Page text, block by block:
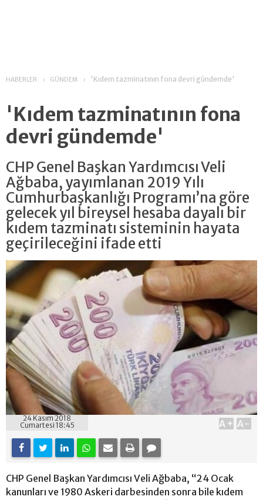
HABERLER GÜNDEM 'Kıdem tazminatının fona devri gündemde'
'Kıdem tazminatının fona
devri gündemde'
CHP Genel Başkan Yardımcısı Veli
Ağbaba, yayımlanan 2019 Yılı
Cumhurbaşkanlığı Programı’na göre
gelecek yıl bireysel hesaba dayalı bir
kıdem tazminatı sisteminin hayata
geçirileceğini ifade etti
24 Kasım 2018
Cumartesi 18:45
A+ A-
CHP Genel Başkan Yardımcısı Veli Ağbaba, “24 Ocak
kanunları ve 1980 Askeri darbesinden sonra bile kıdem